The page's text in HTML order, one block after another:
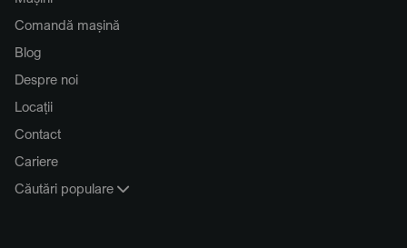
Comandă mașină
Blog
Despre noi
Locații
Contact
Cariere
Căutări populare